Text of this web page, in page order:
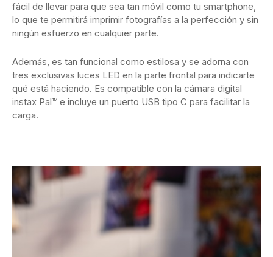
fácil de llevar para que sea tan móvil como tu smartphone,
lo que te permitirá imprimir fotografías a la perfección y sin
ningún esfuerzo en cualquier parte.
Además, es tan funcional como estilosa y se adorna con
tres exclusivas luces LED en la parte frontal para indicarte
qué está haciendo. Es compatible con la cámara digital
instax Pal™ e incluye un puerto USB tipo C para facilitar la
carga.